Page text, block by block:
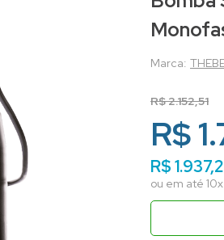
R$2.152,51
R$
R$1.937,
ou em até 10